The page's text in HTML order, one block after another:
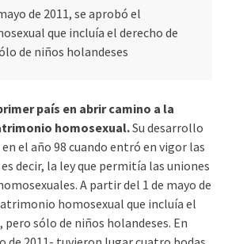
de 2011, se aprobó el
que incluía el derecho de
de niños holandeses
país en abrir camino a la
homosexual.Su desarrollo
el año 98 cuando entró en vigor las
decir, la ley que permitía las uniones
A partir del 1 de mayo de
homosexual que incluía el
pero sólo de niños holandeses. En